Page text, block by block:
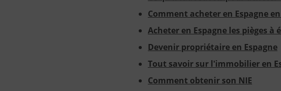
Comment acheter en Espagne
Acheter en Espagne les pièges à
Devenir propriétaire en Espagne
Tout savoir sur l'immobilier en
Comment obtenir son NIE